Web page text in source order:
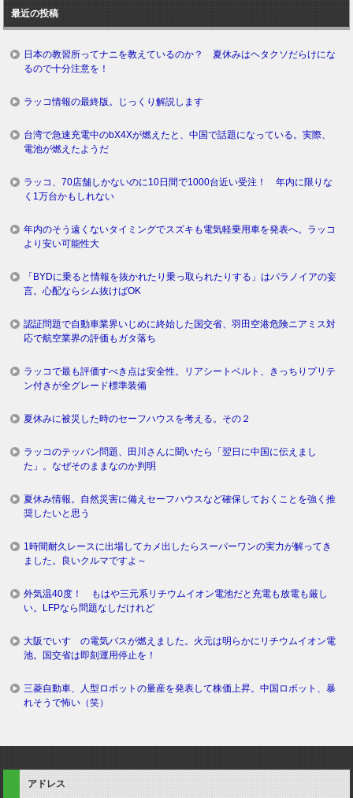
グ
最近の投稿
日本の教習所ってナニを教えているのか？ 夏休みはヘタクソだらけにな
るので十分注意を！
ラッコ情報の最終版。じっくり解説します
台湾で急速充電中のbX4Xが燃えたと、中国で話題になっている。実際、
電池が燃えたようだ
ラッコ、70店舗しかないのに10日間で1000台近い受注！ 年内に限りな
く1万台かもしれない
年内のそう遠くないタイミングでスズキも電気軽乗用車を発表へ。ラッコ
より安い可能性大
「BYDに乗ると情報を抜かれたり乗っ取られたりする」はパラノイアの妄
言。心配ならシム抜けばOK
認証問題で自動車業界いじめに終始した国交省、羽田空港危険ニアミス対
応で航空業界の評価もガタ落ち
ラッコで最も評価すべき点は安全性。リアシートベルト、きっちりプリテ
ン付きが全グレード標準装備
夏休みに被災した時のセーフハウスを考える。その２
ラッコのテッパン問題、田川さんに聞いたら「翌日に中国に伝えまし
た」。なぜそのままなのか判明
夏休み情報。自然災害に備えセーフハウスなど確保しておくことを強く推
奨したいと思う
1時間耐久レースに出場してカメ出したらスーパーワンの実力が解ってき
ました。良いクルマですよ～
外気温40度！ もはや三元系リチウムイオン電池だと充電も放電も厳し
い。LFPなら問題なしだけれど
大阪でいすゞの電気バスが燃えました。火元は明らかにリチウムイオン電
池。国交省は即刻運用停止を！
三菱自動車、人型ロボットの量産を発表して株価上昇。中国ロボット、暴
れそうで怖い（笑）
アドレス